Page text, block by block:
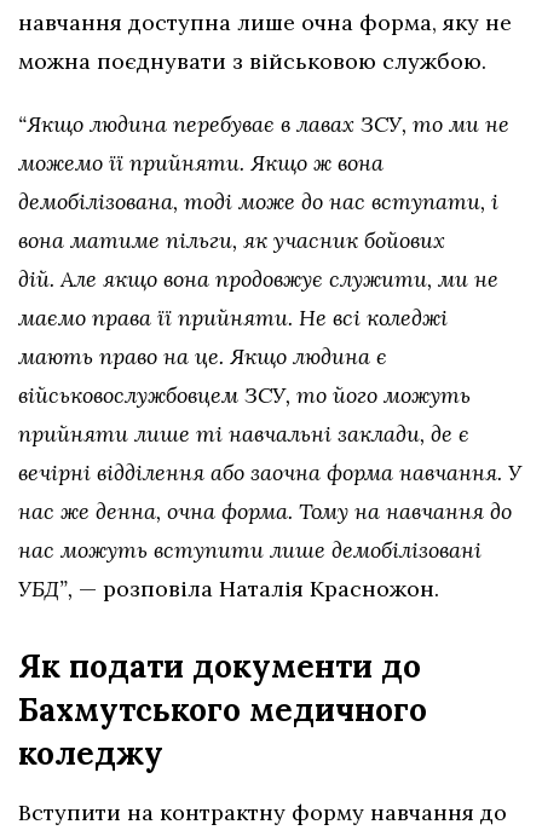
навчання доступна лише очна форма, яку не
можна поєднувати з військовою службою.
“Якщо людина перебуває в лавах ЗСУ, то ми не
можемо її прийняти. Якщо ж вона
демобілізована, тоді може до нас вступати, і
вона матиме пільги, як учасник бойових
дій. Але якщо вона продовжує служити, ми не
маємо права її прийняти. Не всі коледжі
мають право на це. Якщо людина є
військовослужбовцем ЗСУ, то його можуть
прийняти лише ті навчальні заклади, де є
вечірні відділення або заочна форма навчання. У
нас же денна, очна форма. Тому на навчання до
нас можуть вступити лише демобілізовані
УБД”, — розповіла Наталія Красножон.
Як подати документи до
Бахмутського медичного
коледжу
Вступити на контрактну форму навчання до